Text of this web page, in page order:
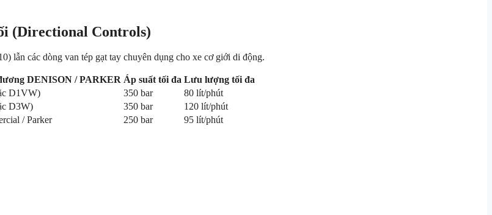
(Directional Controls)
lẫn các dòng van tép gạt tay chuyên dụng cho xe cơ giới di động.
DENISON / PARKER Áp suất tối đa Lưu lượng tối đa
D1VW) 350 bar
80 lít/phút
D3W) 350 bar
120 lít/phút
/ Parker 250 bar 95 lít/phút